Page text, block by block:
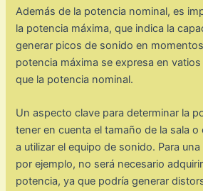
Además de la potencia nominal, es
la potencia máxima, que indica la
generar picos de sonido en
potencia máxima se expresa en
que la potencia nominal.
Un aspecto clave para determinar la
tener en cuenta el tamaño de la sala
a utilizar el equipo de sonido. Para
por ejemplo, no será necesario
potencia, ya que podría generar